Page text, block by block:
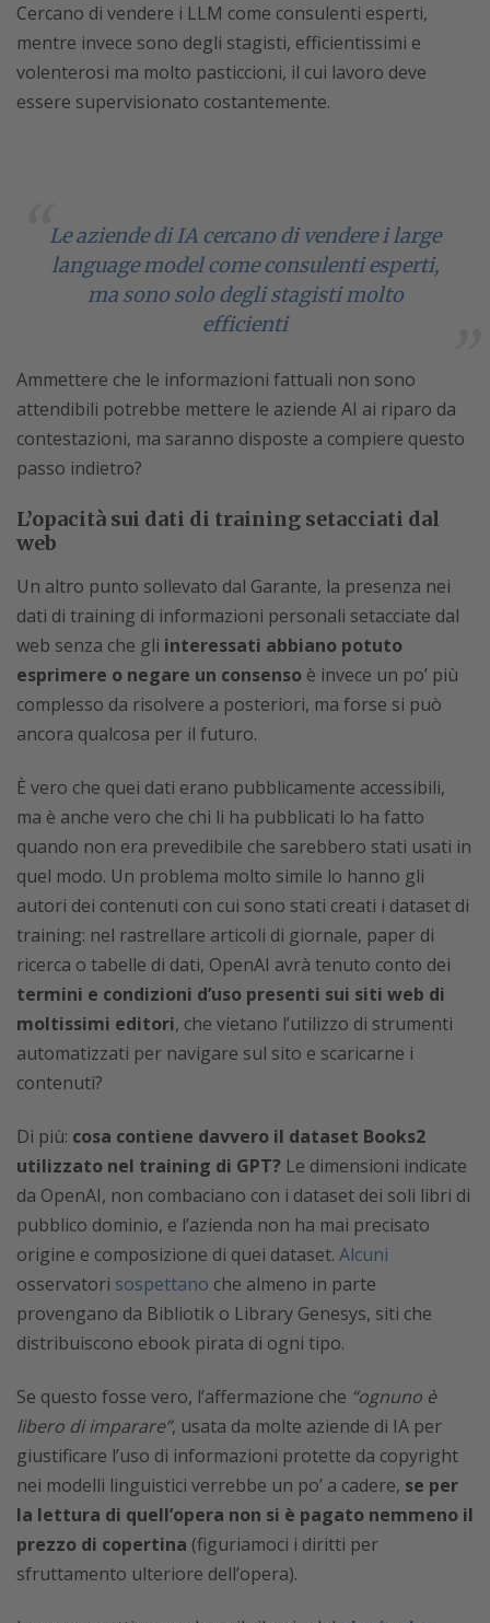
Cercano di vendere i LLM come consulenti esperti,
mentre invece sono degli stagisti, efficientissimi e
volenterosi ma molto pasticcioni, il cui lavoro deve
essere supervisionato costantemente.
Le aziende di IA cercano di vendere i large
language model come consulenti esperti,
ma sono solo degli stagisti molto
efficienti
Ammettere che le informazioni fattuali non sono
attendibili potrebbe mettere le aziende AI ai riparo da
contestazioni, ma saranno disposte a compiere questo
passo indietro?
L’opacità sui dati di training setacciati dal
web
Un altro punto sollevato dal Garante, la presenza nei
dati di training di informazioni personali setacciate dal
web senza che gli interessati abbiano potuto
esprimere o negare un consenso è invece un po’ più
complesso da risolvere a posteriori, ma forse si può
ancora qualcosa per il futuro.
È vero che quei dati erano pubblicamente accessibili,
ma è anche vero che chi li ha pubblicati lo ha fatto
quando non era prevedibile che sarebbero stati usati in
quel modo. Un problema molto simile lo hanno gli
autori dei contenuti con cui sono stati creati i dataset di
training: nel rastrellare articoli di giornale, paper di
ricerca o tabelle di dati, OpenAI avrà tenuto conto dei
termini e condizioni d’uso presenti sui siti web di
moltissimi editori, che vietano l’utilizzo di strumenti
automatizzati per navigare sul sito e scaricarne i
contenuti?
Di più: cosa contiene davvero il dataset Books2
utilizzato nel training di GPT? Le dimensioni indicate
da OpenAI, non combaciano con i dataset dei soli libri di
pubblico dominio, e l’azienda non ha mai precisato
origine e composizione di quei dataset. Alcuni
osservatori sospettano che almeno in parte
provengano da Bibliotik o Library Genesys, siti che
distribuiscono ebook pirata di ogni tipo.
Se questo fosse vero, l’affermazione che “ognuno è
libero di imparare”, usata da molte aziende di IA per
giustificare l’uso di informazioni protette da copyright
nei modelli linguistici verrebbe un po’ a cadere, se per
la lettura di quell’opera non si è pagato nemmeno il
prezzo di copertina (figuriamoci i diritti per
sfruttamento ulteriore dell’opera).